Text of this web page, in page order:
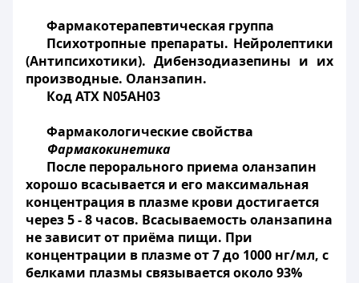
Фармакотерапевтическая группа
Психотропные препараты. Нейролептики
(Антипсихотики). Дибензодиазепины и их
производные. Оланзапин.
Код АТХ N05AH03
Фармакологические свойства
Фармакокинетика
После перорального приема оланзапин
хорошо всасывается и его максимальная
концентрация в плазме крови достигается
через 5 - 8 часов. Всасываемость оланзапина
не зависит от приёма пищи. При
концентрации в плазме от 7 до 1000 нг/мл, с
белками плазмы связывается около 93%